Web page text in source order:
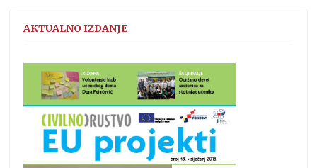
AKTUALNO IZDANJE